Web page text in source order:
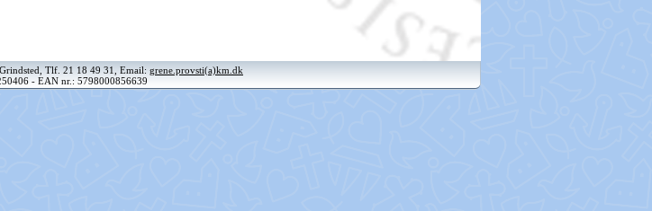
Tlf. 21 18 49 31, Email: grene.provsti(a)km.dk
- EAN nr.: 5798000856639